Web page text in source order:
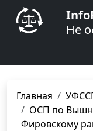
Не
Главная
ОСП по
Фировскому